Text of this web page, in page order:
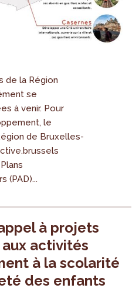
de la Région
se
à venir. Pour
le
de Bruxelles-
(PAD)...
à projets
aux activités
à la scolarité
des enfants